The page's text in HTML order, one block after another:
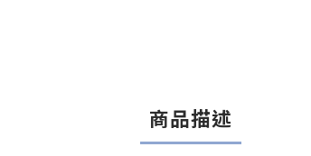
商品描述